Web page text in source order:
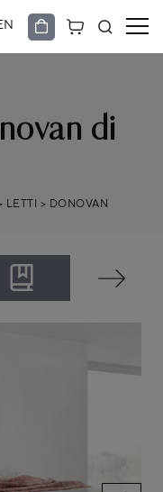
di
LETTI > DONOVAN